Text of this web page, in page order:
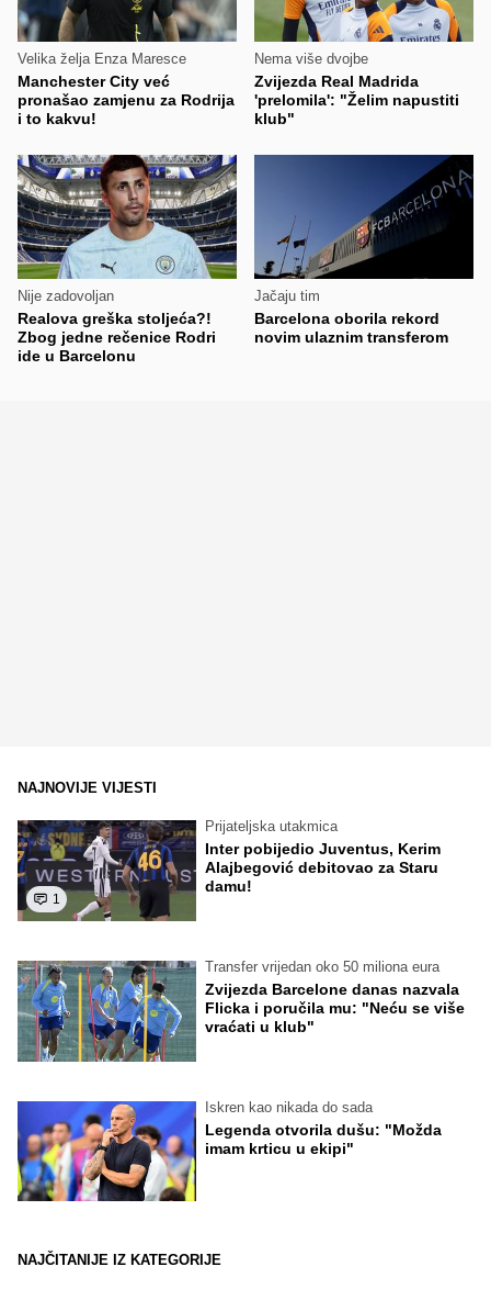
Velika želja Enza Maresce
Manchester City već
pronašao zamjenu za Rodrija
i to kakvu!
Nema više dvojbe
Zvijezda Real Madrida
'prelomila': "Želim napustiti
klub"
Nije zadovoljan
Realova greška stoljeća?!
Zbog jedne rečenice Rodri
ide u Barcelonu
Jačaju tim
Barcelona oborila rekord
novim ulaznim transferom
NAJNOVIJE VIJESTI
1
Prijateljska utakmica
Inter pobijedio Juventus, Kerim
Alajbegović debitovao za Staru
damu!
Transfer vrijedan oko 50 miliona eura
Zvijezda Barcelone danas nazvala
Flicka i poručila mu: "Neću se više
vraćati u klub"
Iskren kao nikada do sada
Legenda otvorila dušu: "Možda
imam krticu u ekipi"
NAJČITANIJE IZ KATEGORIJE